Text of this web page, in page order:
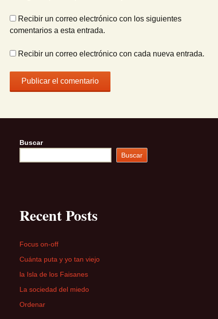
Recibir un correo electrónico con los siguientes
comentarios a esta entrada.
Recibir un correo electrónico con cada nueva entrada.
Buscar
Buscar
Recent Posts
Focus on-off
Cuánta puta y yo tan viejo
la Isla de los Faisanes
La sociedad del miedo
Ordenar